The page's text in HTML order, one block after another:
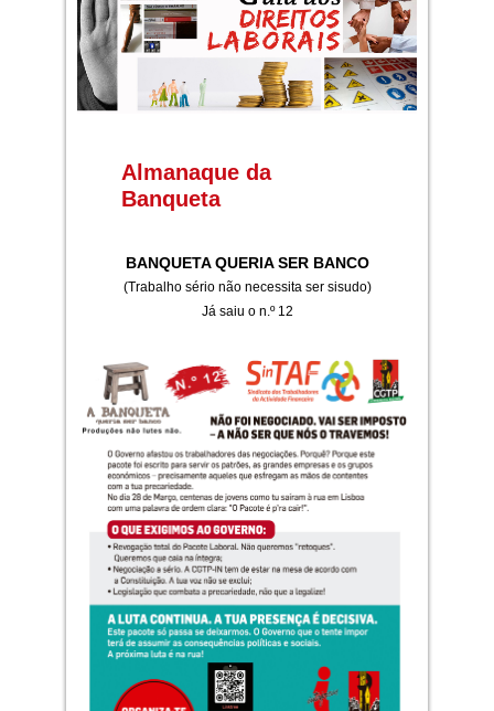
Almanaque da
Banqueta
BANQUETA QUERIA SER BANCO
(Trabalho sério não necessita ser sisudo)
Já saiu o n.º 12